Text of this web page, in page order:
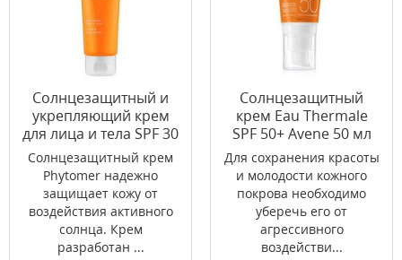
Солнцезащитный и
укрепляющий крем
для лица и тела SPF 30
Phytomer 125 мл
Солнцезащитный крем
Phytomer надежно
защищает кожу от
воздействия активного
солнца. Крем
разработан ...
Солнцезащитный
крем Eau Thermale
SPF 50+ Avene 50 мл
Для сохранения красоты
и молодости кожного
покрова необходимо
уберечь его от
агрессивного
воздействи...